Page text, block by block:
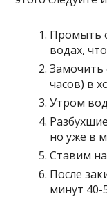
Промыть
водах,
Замочить
часов) в
Утром
но уже в
Ставим
После
минут 40-